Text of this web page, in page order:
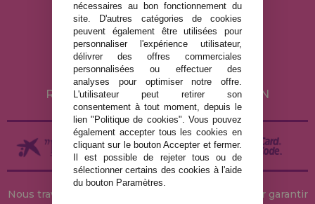
MENTIONS LÉGALES
POLITIQUE DE CONFIDENTIALITÉ
POLITIQUE DE COOKIES
LIVRAISON ET RETOUR
RETOURS / DROIT DE RÉTRACTATION
Nous travaillons avec des stocks permanents pour garantir
nécessaires au bon fonctionnement du
site. D'autres catégories de cookies
peuvent également être utilisées pour
personnaliser l'expérience utilisateur,
délivrer des offres commerciales
personnalisées ou effectuer des
analyses pour optimiser notre offre.
L'utilisateur peut retirer son
consentement à tout moment, depuis le
lien "Politique de cookies". Vous pouvez
également accepter tous les cookies en
cliquant sur le bouton Accepter et fermer.
Il est possible de rejeter tous ou de
sélectionner certains des cookies à l'aide
du bouton Paramètres.